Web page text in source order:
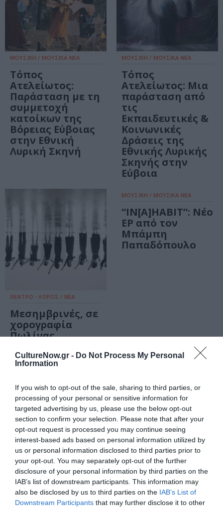
CultureNow.gr - Do Not Process My Personal
Information
If you wish to opt-out of the sale, sharing to third parties, or
processing of your personal or sensitive information for
targeted advertising by us, please use the below opt-out
section to confirm your selection. Please note that after your
opt-out request is processed you may continue seeing
interest-based ads based on personal information utilized by
us or personal information disclosed to third parties prior to
your opt-out. You may separately opt-out of the further
disclosure of your personal information by third parties on the
IAB’s list of downstream participants. This information may
also be disclosed by us to third parties on the IAB’s List of
Downstream Participants that may further disclose it to other
ΜΟΥΣΙΚΗ / ΜΟΥΣΙΚΑ ΝΕΑ
Τόπος
Ατελείωτος:
Παράσταση με τη
συμμετοχή
κατοίκων της
Βόρειας Εύβοιας
στην Εθνική
Λυρική Σκηνή
ΜΟΥΣΙΚΗ / ΜΟΥΣΙΚΑ ΝΕΑ
Τόπος
Ατελείωτος: Μια
παράσταση από
τις
Εκπαιδευτικές &
Κοινωνικές
Δράσεις της
Εθνικής Λυρικής
Σκηνής στην
Εύβοια
ΘΕΑΤΡΟ - ΧΟΡΟΣ / ΝΕΑ
Μεσημβρινές, σε
χορογραφία
Πωλίνας
Εναλλακτική
Σκηνή της
Σκηνής
ΜΟΥΣΙΚΗ / ΜΟΥΣΙΚΑ ΝΕΑ
“IN[A]HABIT”: Νέο
EP από τον
Μπάμπη
Παπαδόπουλο
ΘΕΜΑΤΑ / ΝΕΑ
Επιστροφή στις
αίθουσες: Το
πρόγραμμα της
Εναλλακτικής
Σκηνής της ΕΛΣ